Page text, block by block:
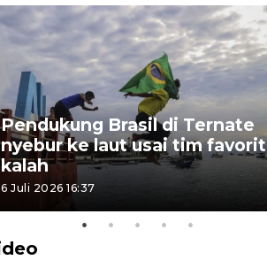
Pendukung Brasil di Ternate
nyebur ke laut usai tim favorit
kalah
6 Juli 2026 16:37